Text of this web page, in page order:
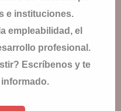
e instituciones.
empleabilidad, el
profesional.
Escríbenos y te